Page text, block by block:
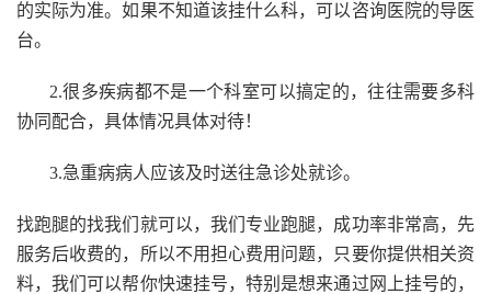
的实际为准。如果不知道该挂什么科，可以咨询医院的导医
台。
2.很多疾病都不是一个科室可以搞定的，往往需要多科
协同配合，具体情况具体对待！
3.急重病病人应该及时送往急诊处就诊。
找跑腿的找我们就可以，我们专业跑腿，成功率非常高，先
服务后收费的，所以不用担心费用问题，只要你提供相关资
料，我们可以帮你快速挂号，特别是想来通过网上挂号的，